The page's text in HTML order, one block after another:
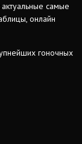
самые
онлайн
гоночных